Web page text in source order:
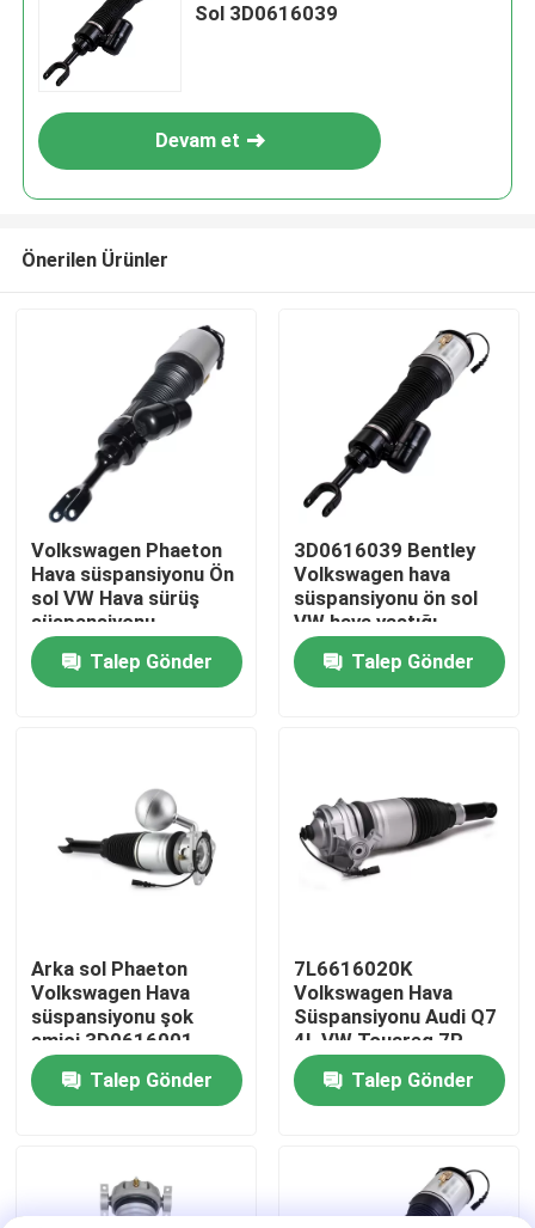
Ürün
Videolar
Fabrika turu
Bizimle İletişim
Haberler
Araç hava süspansiyonu sistemi
Sol 3D0616039
Devam et
Önerilen Ürünler
Volkswagen Phaeton
Hava süspansiyonu Ön
sol VW Hava sürüş
süspansiyonu
3D0616039AA
Talep Gönder
3D0616039 Bentley
Volkswagen hava
süspansiyonu ön sol
VW hava yastığı
süspansiyonu
Talep Gönder
Arka sol Phaeton
Volkswagen Hava
süspansiyonu şok
emici 3D0616001
Talep Gönder
7L6616020K
Volkswagen Hava
Süspansiyonu Audi Q7
4L VW Touareg 7P
Porsche Cayenne 92A
için
Talep Gönder